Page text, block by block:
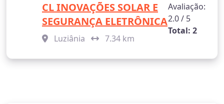
CL INOVAÇÕES SOLAR E
SEGURANÇA ELETRÔNICA
Luziânia 7.34 km
Avaliação:
2.0 / 5
Total: 2